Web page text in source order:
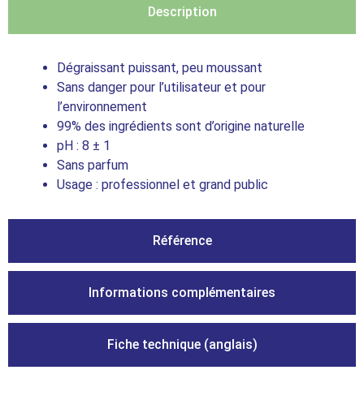
Description
Référence
Informations complémentaires
Fiche technique (anglais)
Dégraissant puissant, peu moussant
Sans danger pour l’utilisateur et pour
l’environnement
99% des ingrédients sont d’origine naturelle
pH : 8 ± 1
Sans parfum
Usage : professionnel et grand public